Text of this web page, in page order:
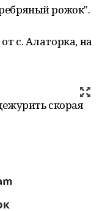
рожок".
с. Алаторка, на
скорая